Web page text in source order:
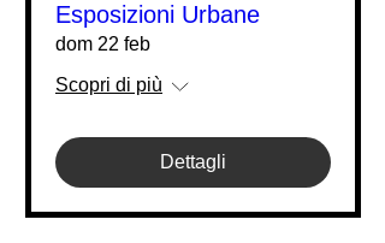
Esposizioni Urbane
dom 22 feb
Scopri di più
Dettagli